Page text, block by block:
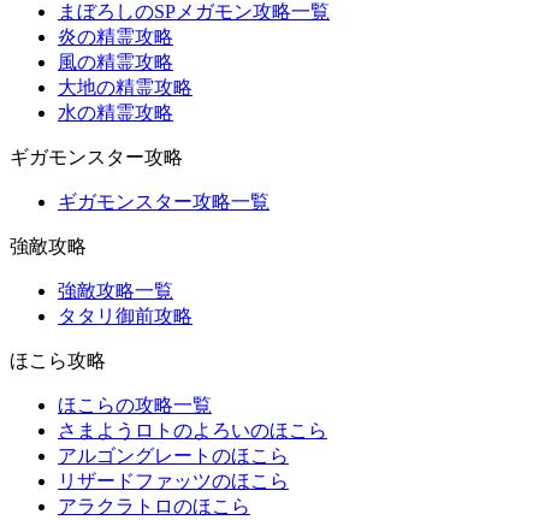
まぼろしのSPメガモン攻略一覧
炎の精霊攻略
風の精霊攻略
大地の精霊攻略
水の精霊攻略
ギガモンスター攻略
ギガモンスター攻略一覧
強敵攻略
強敵攻略一覧
タタリ御前攻略
ほこら攻略
ほこらの攻略一覧
さまようロトのよろいのほこら
アルゴングレートのほこら
リザードファッツのほこら
アラクラトロのほこら